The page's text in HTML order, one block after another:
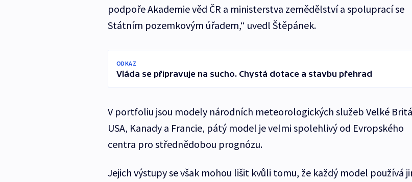
podpoře Akademie věd ČR a ministerstva zemědělství a spoluprací se
Státním pozemkovým úřadem,“ uvedl Štěpánek.
ODKAZ
Vláda se připravuje na sucho. Chystá dotace a stavbu přehrad
V portfoliu jsou modely národních meteorologických služeb Velké
USA, Kanady a Francie, pátý model je velmi spolehlivý od Evropského
centra pro střednědobou prognózu.
Jejich výstupy se však mohou lišit kvůli tomu, že každý model používá